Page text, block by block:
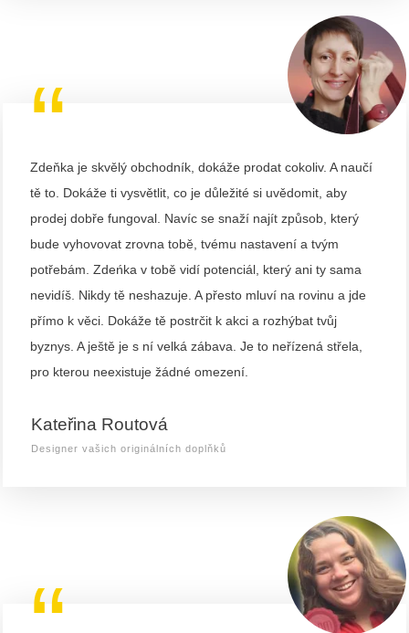
“
Zdeňka je skvělý obchodník, dokáže prodat cokoliv. A naučí
tě to. Dokáže ti vysvětlit, co je důležité si uvědomit, aby
prodej dobře fungoval. Navíc se snaží najít způsob, který
bude vyhovovat zrovna tobě, tvému nastavení a tvým
potřebám. Zdeńka v tobě vidí potenciál, který ani ty sama
nevidíš. Nikdy tě neshazuje. A přesto mluví na rovinu a jde
přímo k věci. Dokáže tě postrčit k akci a rozhýbat tvůj
byznys. A ještě je s ní velká zábava. Je to neřízená střela,
pro kterou neexistuje žádné omezení.
Kateřina Routová
Designer vašich originálních doplňků